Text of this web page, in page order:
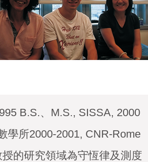
B.S.、M.S., SISSA, 2000
學所2000-2001, CNR-Rome
的研究領域為守恆律及測度